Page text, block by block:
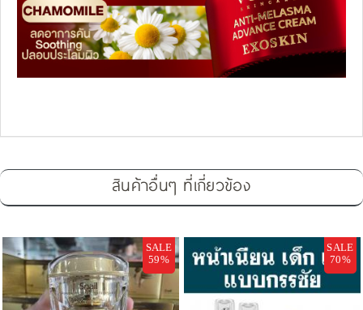
สินค้าอื่นๆ ที่เกี่ยวข้อง
SALE
59%
SALE
70%